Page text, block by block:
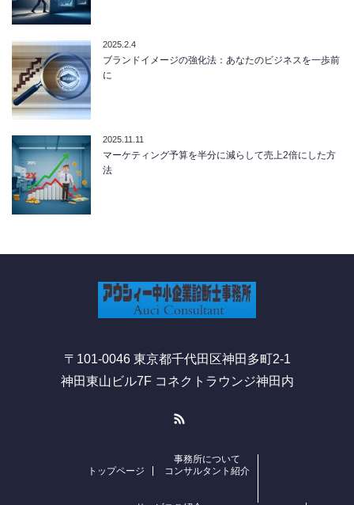
2025.2.4
ブランドイメージの強化法：あなたのビジネスを一歩前
に
2025.11.11
マーケティング予算を半分に減らして売上2倍にした方
法
〒101-0046 東京都千代田区神田多町2-1
神田東山ビル7F コネクトラウンジ神田内
トップページ
事務所について
コンサルタント紹介